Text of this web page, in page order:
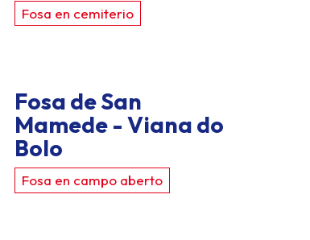
Fosa en cemiterio
Fosa de San
Mamede - Viana do
Bolo
Fosa en campo aberto